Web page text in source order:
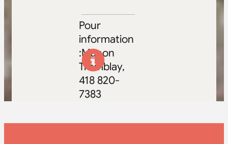
Pour
information
:Manon
Tremblay,
418 820-
7383